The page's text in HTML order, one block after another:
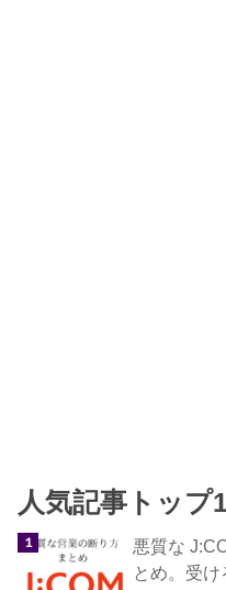
人気記事トップ
悪質な
とめ。受